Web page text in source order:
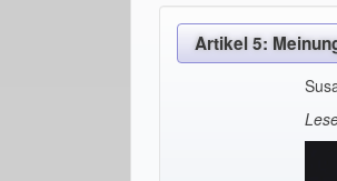
Artikel 5: